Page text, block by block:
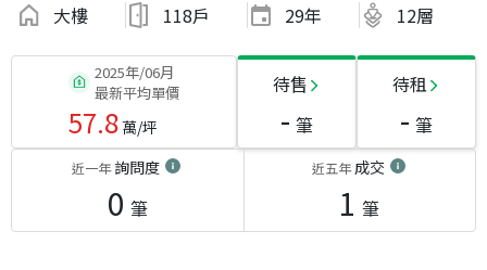
大樓 118戶 29年 12層
2025年/06月
最新平均單價
57.8萬/坪
待售
- 筆
待租
- 筆
近一年詢問度
0 筆
近五年成交
1 筆